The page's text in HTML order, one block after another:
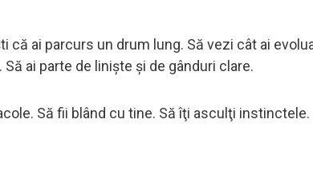
ai parcurs un drum lung. Să vezi cât ai
ai parte de linişte şi de gânduri clare.
Să fii blând cu tine. Să îţi asculţi instinctele.